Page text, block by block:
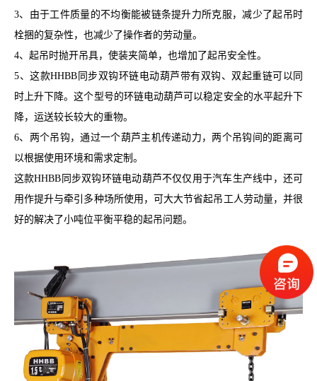
3、 由于工件质量的不均衡能被链条提升力所克服，减少了起吊时
栓捆的复杂性，也减少了操作者的劳动量。
4、 起吊时抛开吊具，使装夹简单，也增加了起吊安全性。
5、 这款HHBB 同步双钩环链电动葫芦带有双钩、双起重链可以同
时上升下降。这个型号的环链电动葫芦可以稳定安全的水平起升下
降，运送较长较大的重物。
6、 两个吊钩，通过一个葫芦主机传递动力，两个吊钩间的距离可
以根据使用环境和需求定制。
这款HHBB 同步双钩环链电动葫芦不仅仅用于汽车生产线中，还可
用作提升与牵引多种场所使用，可大大节省起吊工人劳动量，并很
好的解决了小吨位平衡平稳的起吊问题。